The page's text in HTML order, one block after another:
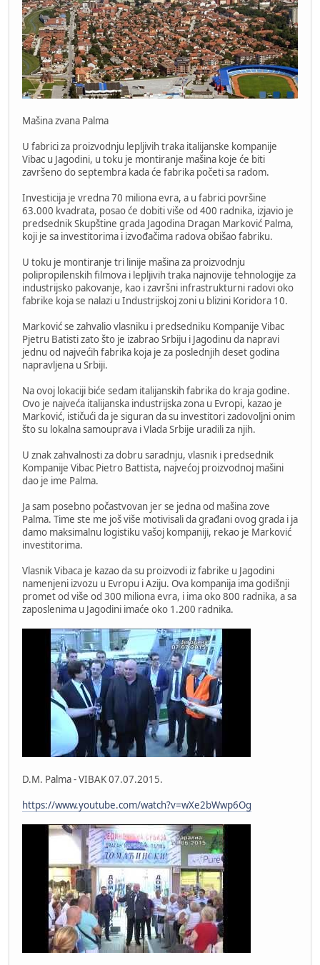
Mašina zvana Palma
U fabrici za proizvodnju lepljivih traka italijanske kompanije
Vibac u Jagodini, u toku je montiranje mašina koje će biti
završeno do septembra kada će fabrika početi sa radom.
Investicija je vredna 70 miliona evra, a u fabrici površine
63.000 kvadrata, posao će dobiti više od 400 radnika, izjavio je
predsednik Skupštine grada Jagodina Dragan Marković Palma,
koji je sa investitorima i izvođačima radova obišao fabriku.
U toku je montiranje tri linije mašina za proizvodnju
polipropilenskih filmova i lepljivih traka najnovije tehnologije za
industrijsko pakovanje, kao i završni infrastrukturni radovi oko
fabrike koja se nalazi u Industrijskoj zoni u blizini Koridora 10.
Marković se zahvalio vlasniku i predsedniku Kompanije Vibac
Pjetru Batisti zato što je izabrao Srbiju i Jagodinu da napravi
jednu od najvećih fabrika koja je za poslednjih deset godina
napravljena u Srbiji.
Na ovoj lokaciji biće sedam italijanskih fabrika do kraja godine.
Ovo je najveća italijanska industrijska zona u Evropi, kazao je
Marković, ističući da je siguran da su investitori zadovoljni onim
što su lokalna samouprava i Vlada Srbije uradili za njih.
U znak zahvalnosti za dobru saradnju, vlasnik i predsednik
Kompanije Vibac Pietro Battista, najvećoj proizvodnoj mašini
dao je ime Palma.
Ja sam posebno počastvovan jer se jedna od mašina zove
Palma. Time ste me još više motivisali da građani ovog grada i ja
damo maksimalnu logistiku vašoj kompaniji, rekao je Marković
investitorima.
Vlasnik Vibaca je kazao da su proizvodi iz fabrike u Jagodini
namenjeni izvozu u Evropu i Aziju. Ova kompanija ima godišnji
promet od više od 300 miliona evra, i ima oko 800 radnika, a sa
zaposlenima u Jagodini imaće oko 1.200 radnika.
D.M. Palma - VIBAK 07.07.2015.
https://www.youtube.com/watch?v=wXe2bWwp6Og